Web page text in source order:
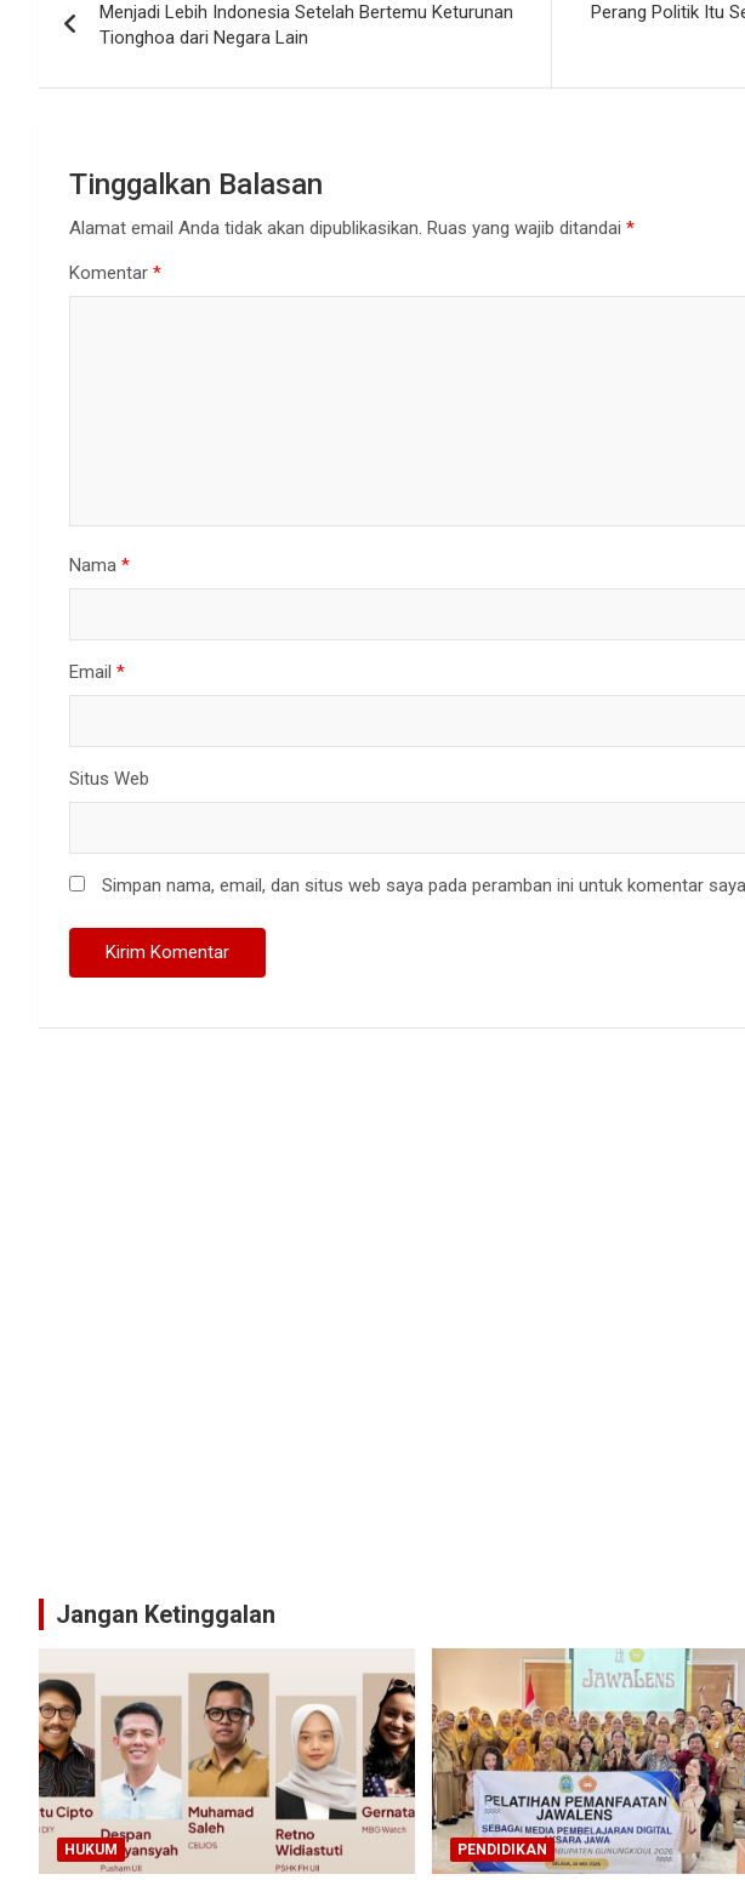
pos
Menjadi Lebih Indonesia Setelah Bertemu Keturunan
Tionghoa dari Negara Lain
Perang Politik Itu
Tinggalkan Balasan
Alamat email Anda tidak akan dipublikasikan. Ruas yang wajib ditandai *
Komentar *
Nama *
Email *
Situs Web
Simpan nama, email, dan situs web saya pada peramban ini untuk komentar
Jangan Ketinggalan
HUKUM PENDIDIKAN